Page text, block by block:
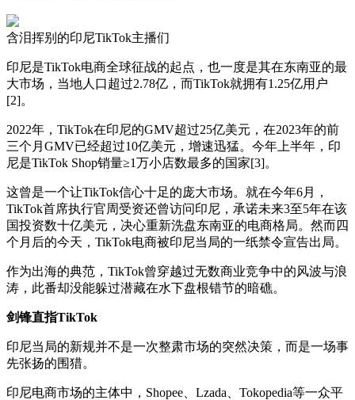
含泪挥别的印尼TikTok主播们
印尼是TikTok电商全球征战的起点，也一度是其在东南亚的最
大市场，当地人口超过2.78亿，而TikTok就拥有1.25亿用户
[2]。
2022年，TikTok在印尼的GMV超过25亿美元，在2023年的前
三个月GMV已经超过10亿美元，增速迅猛。今年上半年，印
尼是TikTok Shop销量≥1万小店数最多的国家[3]。
这曾是一个让TikTok信心十足的庞大市场。就在今年6月，
TikTok首席执行官周受资还曾访问印尼，承诺未来3至5年在该
国投资数十亿美元，决心重新洗盘东南亚的电商格局。然而四
个月后的今天，TikTok电商被印尼当局的一纸禁令宣告出局。
作为出海的典范，TikTok曾穿越过无数商业竞争中的风波与浪
涛，此番却没能躲过潜藏在水下盘根错节的暗礁。
剑锋直指TikTok
印尼当局的新规并不是一次整肃市场的突然决策，而是一场事
先张扬的围猎。
印尼电商市场的主体中，Shopee、Lzada、Tokopedia等一众平